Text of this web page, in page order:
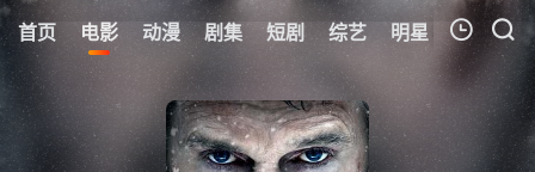
首页 电影 动漫 剧集 短剧 综艺 明星 周表